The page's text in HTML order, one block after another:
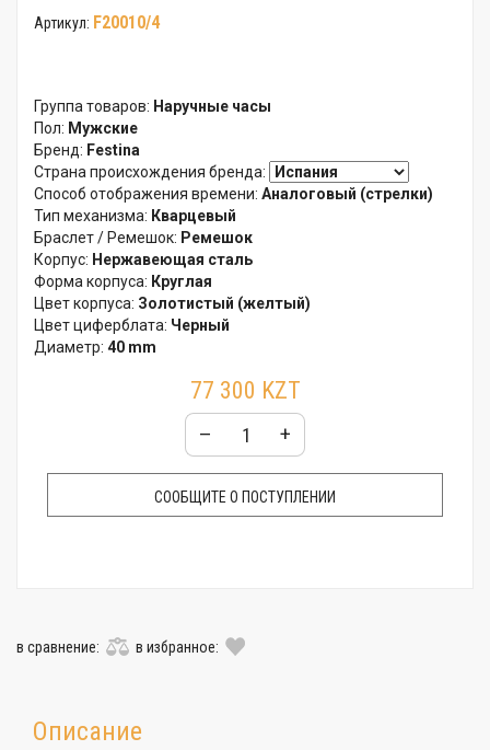
Артикул: F20010/4
Группа товаров: Наручные часы
Пол: Мужские
Бренд: Festina
Страна происхождения бренда:
Способ отображения времени: Аналоговый (стрелки)
Тип механизма: Кварцевый
Браслет / Ремешок: Ремешок
Корпус: Нержавеющая сталь
Форма корпуса: Круглая
Цвет корпуса: Золотистый (желтый)
Цвет циферблата: Черный
Диаметр: 40 mm
77 300 KZT
– +
СООБЩИТЕ О ПОСТУПЛЕНИИ
в сравнение: в избранное:
Описание